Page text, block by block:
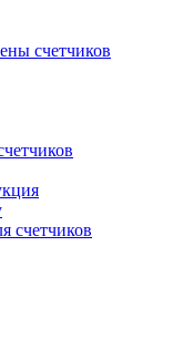
счетчиков
счетчиков